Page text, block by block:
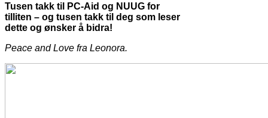
Tusen takk til PC-Aid og NUUG for
tilliten – og tusen takk til deg som leser
dette og ønsker å bidra!
Peace and Love fra Leonora.